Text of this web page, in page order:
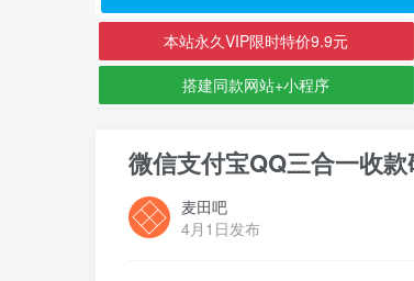
本站永久VIP限时特价9.9元
搭建同款网站+小程序
微信支付宝QQ三合一收
麦田吧
4月1日发布